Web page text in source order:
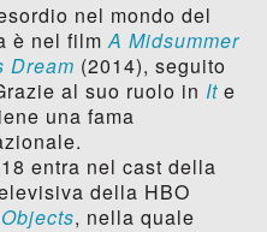
nel mondo del
è nel filmA Midsummer
Dream (2014), seguito
al suo ruolo in Ite
una fama
entra nel cast della
della HBO
, nella quale